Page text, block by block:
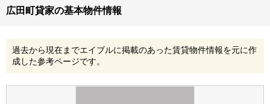
広田町貸家の基本物件情報
過去から現在までエイブルに掲載のあった賃貸物件情報を元に作
成した参考ページです。